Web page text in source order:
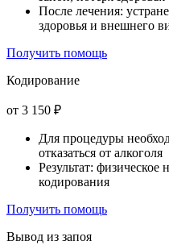
После лечения:
здоровья и внешнего
Получить помощь
Кодирование
от 3 150 ₽
Для процедуры
отказаться от алкоголя
Результат:
кодирования
Получить помощь
Вывод из запоя